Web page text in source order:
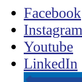
Facebook
Instagram
Youtube
LinkedIn